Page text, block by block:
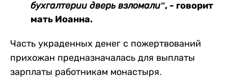
бухгалтерии дверь взломали", - говорит
мать Иоанна.
Часть украденных денег с пожертвований
прихожан предназначалась для выплаты
зарплаты работникам монастыря.